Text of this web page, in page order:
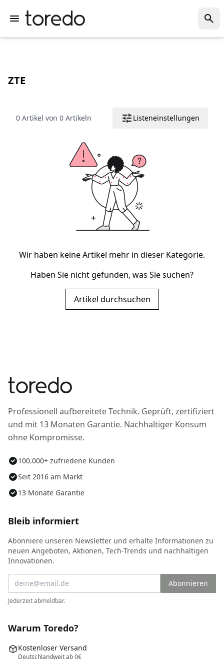
ZTE
0 Artikel von 0 Artikeln Listeneinstellungen
Wir haben keine Artikel mehr in dieser Kategorie.
Haben Sie nicht gefunden, was Sie suchen?
Artikel durchsuchen
Professionell aufbereitete Technik. Geprüft, zertifiziert
und mit 13 Monaten Garantie. Nachhaltiger Konsum
ohne Kompromisse.
100.000+ zufriedene Kunden
Seit 2016 am Markt
13 Monate Garantie
Bleib informiert
Abonniere unseren Newsletter und erhalte Informationen zu
neuen Angeboten, Aktionen, Tech-Trends und nachhaltigen
Innovationen.
Abonnieren
Jederzeit abmeldbar.
Warum Toredo?
Kostenloser Versand
Deutschlandweit ab 0€